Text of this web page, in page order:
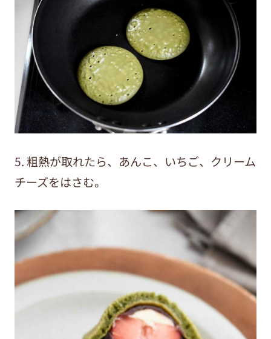
5. 粗熱が取れたら、あんこ、いちご、クリーム
チーズをはさむ。